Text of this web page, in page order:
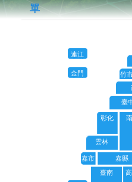
單
連江
金門
竹
臺
彰化
雲林
嘉市 嘉縣
臺南